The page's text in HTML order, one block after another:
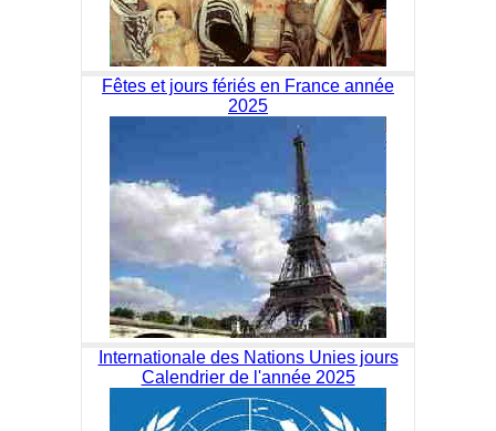
Fêtes et jours fériés en France année
2025
Internationale des Nations Unies jours
Calendrier de l'année 2025